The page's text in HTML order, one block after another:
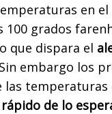
en
100 grados
que dispara el
embargo los
las temperaturas
rápido de lo